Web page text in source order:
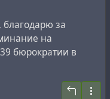
— совладелец
в
департамент
разработкой и
в 2010 г.
подконтрольные
благодарю за
на
бюрократии в